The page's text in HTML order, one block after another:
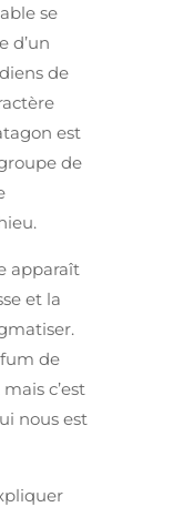
se
d’un
de
est
de
apparaît
et la
de
c’est
nous est